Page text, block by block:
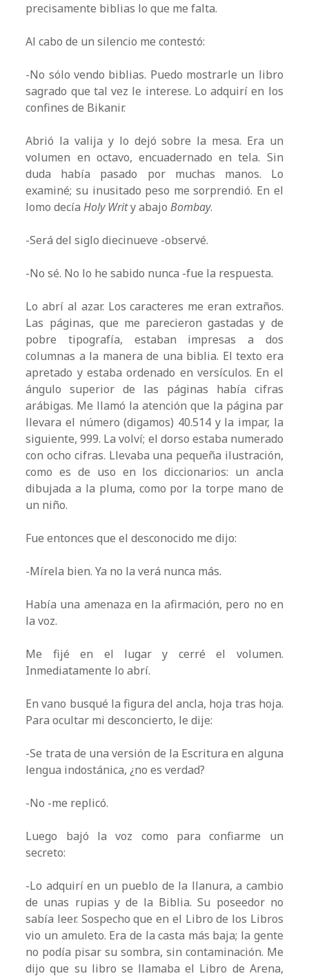
precisamente biblias lo que me falta.
Al cabo de un silencio me contestó:
-No sólo vendo biblias. Puedo mostrarle un libro
sagrado que tal vez le interese. Lo adquirí en los
confines de Bikanir.
Abrió la valija y lo dejó sobre la mesa. Era un
volumen en octavo, encuadernado en tela. Sin
duda había pasado por muchas manos. Lo
examiné; su inusitado peso me sorprendió. En el
lomo decíaHoly Writy abajoBombay.
-Será del siglo diecinueve -observé.
-No sé. No lo he sabido nunca -fue la respuesta.
Lo abrí al azar. Los caracteres me eran extraños.
Las páginas, que me parecieron gastadas y de
pobre tipografía, estaban impresas a dos
columnas a la manera de una biblia. El texto era
apretado y estaba ordenado en versículos. En el
ángulo superior de las páginas había cifras
arábigas. Me llamó la atención que la página par
llevara el número (digamos) 40.514 y la impar, la
siguiente, 999. La volví; el dorso estaba numerado
con ocho cifras. Llevaba una pequeña ilustración,
como es de uso en los diccionarios: un ancla
dibujada a la pluma, como por la torpe mano de
un niño.
Fue entonces que el desconocido me dijo:
-Mírela bien. Ya no la verá nunca más.
Había una amenaza en la afirmación, pero no en
la voz.
Me fijé en el lugar y cerré el volumen.
Inmediatamente lo abrí.
En vano busqué la figura del ancla, hoja tras hoja.
Para ocultar mi desconcierto, le dije:
-Se trata de una versión de la Escritura en alguna
lengua indostánica, ¿no es verdad?
-No -me replicó.
Luego bajó la voz como para confiarme un
secreto:
-Lo adquirí en un pueblo de la llanura, a cambio
de unas rupias y de la Biblia. Su poseedor no
sabía leer. Sospecho que en el Libro de los Libros
vio un amuleto. Era de la casta más baja; la gente
no podía pisar su sombra, sin contaminación. Me
dijo que su libro se llamaba el Libro de Arena,